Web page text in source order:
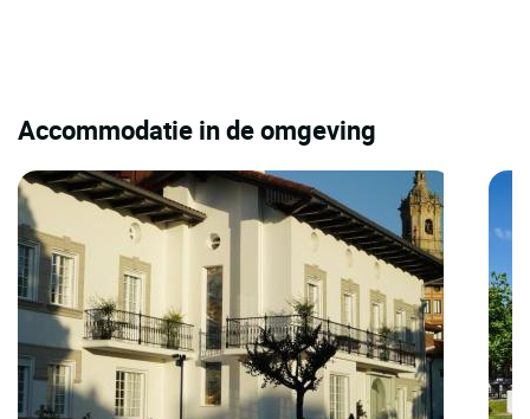
Accommodatie in de omgeving